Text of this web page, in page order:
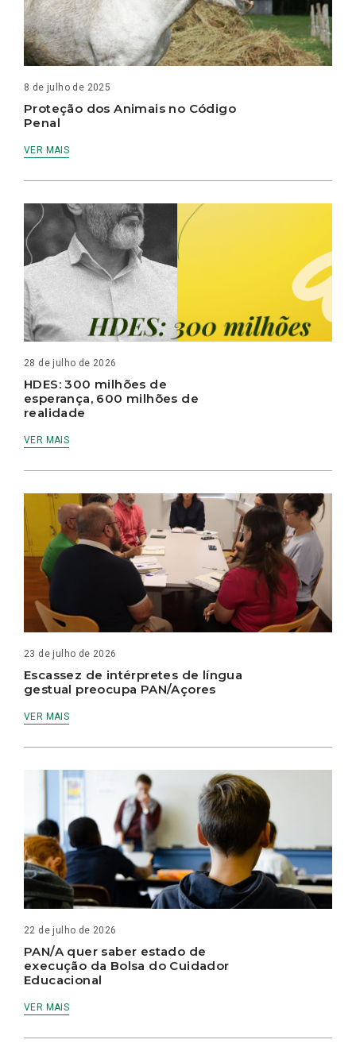
8 de julho de 2025
Proteção dos Animais no Código
Penal
VER MAIS
28 de julho de 2026
HDES: 300 milhões de
esperança, 600 milhões de
realidade
VER MAIS
23 de julho de 2026
Escassez de intérpretes de língua
gestual preocupa PAN/Açores
VER MAIS
22 de julho de 2026
PAN/A quer saber estado de
execução da Bolsa do Cuidador
Educacional
VER MAIS